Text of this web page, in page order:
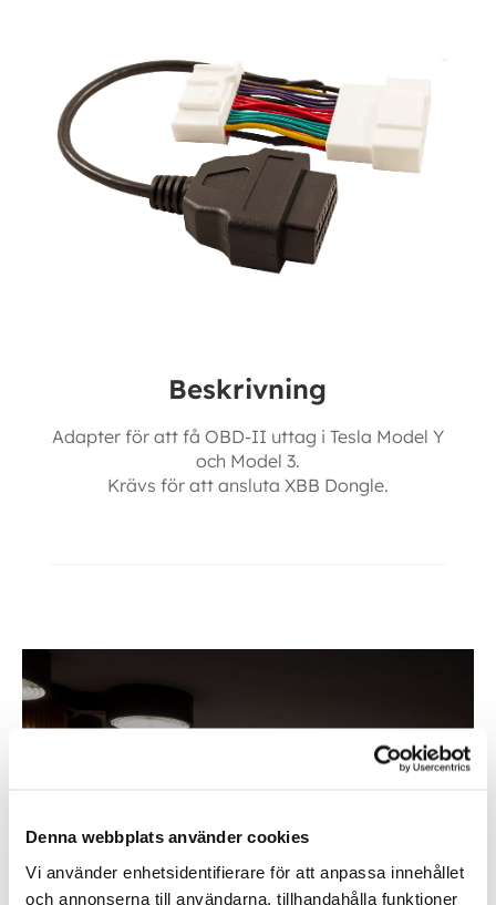
Denna webbplats använder cookies
Vi använder enhetsidentifierare för att anpassa innehållet
och annonserna till användarna, tillhandahålla funktioner
Beskrivning
Adapter för att få OBD-II uttag i Tesla Model Y
och Model 3.
Krävs för att ansluta XBB Dongle.
utomhusbelysning